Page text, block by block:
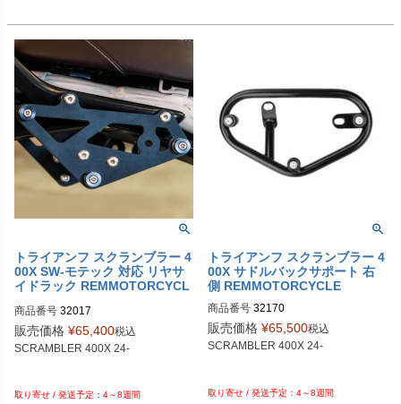
トライアンフ スクランブラー 4
00X SW-モテック 対応 リヤサ
イドラック REMMOTORCYCL
商品番号 32017
販売価格 ¥65,400税込
SCRAMBLER 400X 24-
4～8週間
トライアンフ スクランブラー 4
00X サドルバックサポート 右
側 REMMOTORCYCLE
商品番号 32170
販売価格 ¥65,500税込
SCRAMBLER 400X 24-
4～8週間